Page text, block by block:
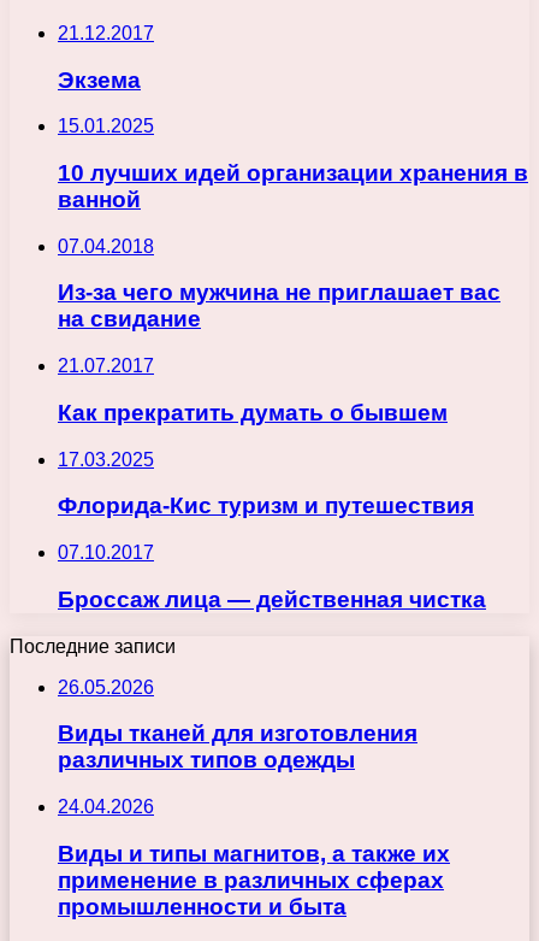
21.12.2017
Экзема
15.01.2025
10 лучших идей организации хранения в
ванной
07.04.2018
Из-за чего мужчина не приглашает вас
на свидание
21.07.2017
Как прекратить думать о бывшем
17.03.2025
Флорида-Кис туризм и путешествия
07.10.2017
Броссаж лица — действенная чистка
Последние записи
26.05.2026
Виды тканей для изготовления
различных типов одежды
24.04.2026
Виды и типы магнитов, а также их
применение в различных сферах
промышленности и быта